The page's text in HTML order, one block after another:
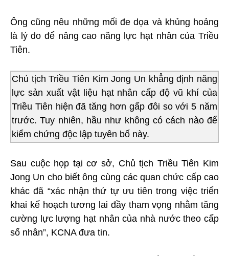
Ông cũng nêu những mối đe dọa và khủng hoảng
là lý do để nâng cao năng lực hạt nhân của Triều
Tiên.
Chủ tịch Triều Tiên Kim Jong Un khẳng định năng
lực sản xuất vật liệu hạt nhân cấp độ vũ khí của
Triều Tiên hiện đã tăng hơn gấp đôi so với 5 năm
trước. Tuy nhiên, hầu như không có cách nào để
kiểm chứng độc lập tuyên bố này.
Sau cuộc họp tại cơ sở, Chủ tịch Triều Tiên Kim
Jong Un cho biết ông cùng các quan chức cấp cao
khác đã “xác nhận thứ tự ưu tiên trong việc triển
khai kế hoạch tương lai đầy tham vọng nhằm tăng
cường lực lượng hạt nhân của nhà nước theo cấp
số nhân”, KCNA đưa tin.